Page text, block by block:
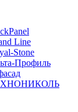
Line
Stone
Профиль